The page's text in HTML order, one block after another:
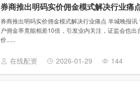
券商推出明码实价佣金模式解决行业痛
券商推出明码实价佣金模式解决行业痛点 羊城晚报
户佣金率竟能相差10倍，引发业内关注，证监会也
价......
在线配资 2026-01-29 144